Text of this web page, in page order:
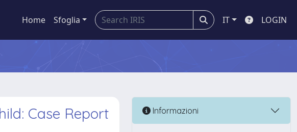
Home Sfoglia IT LOGIN
Case Report
Informazioni